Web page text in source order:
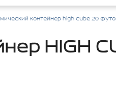
контейнер high cube 20
HIGH